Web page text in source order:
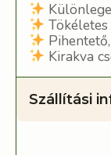
Kirakva
Szállítási